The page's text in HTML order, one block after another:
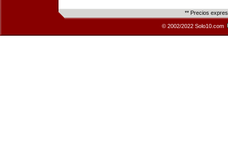
** Precios
© 2002/2022 Solo10.com